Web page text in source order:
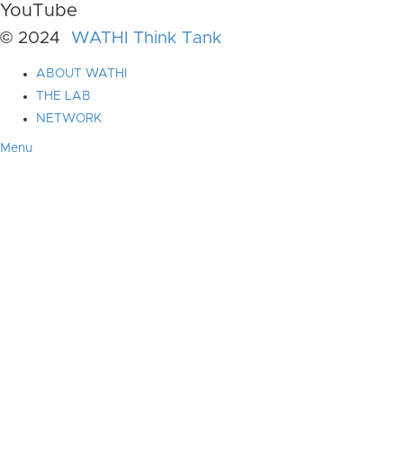
YouTube
© 2024 WATHI Think Tank
ABOUT WATHI
THE LAB
NETWORK
Menu